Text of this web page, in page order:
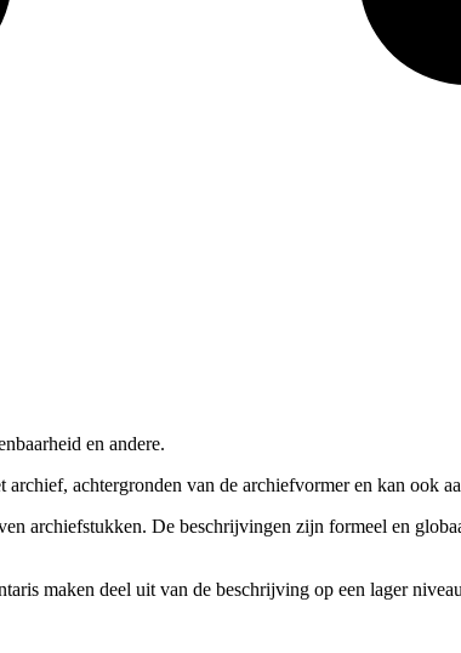
en andere.
achtergronden van de archiefvormer en kan ook
archiefstukken. De beschrijvingen zijn formeel en
maken deel uit van de beschrijving op een lager